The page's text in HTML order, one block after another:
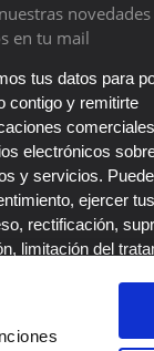
en tu mail
tus datos para
contigo y remitirte
electrónicos
y servicios.
ejercer
rectificación,
limitación del
up.es. Más
de Privacidad.